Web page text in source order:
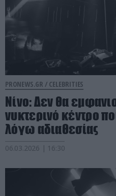
PRONEWS.GR / CELEBRITIES
Νίνο: Δεν θα
νυκτερινό κέντρο
λόγω αδιαθεσίας
06.03.2026 | 16:30